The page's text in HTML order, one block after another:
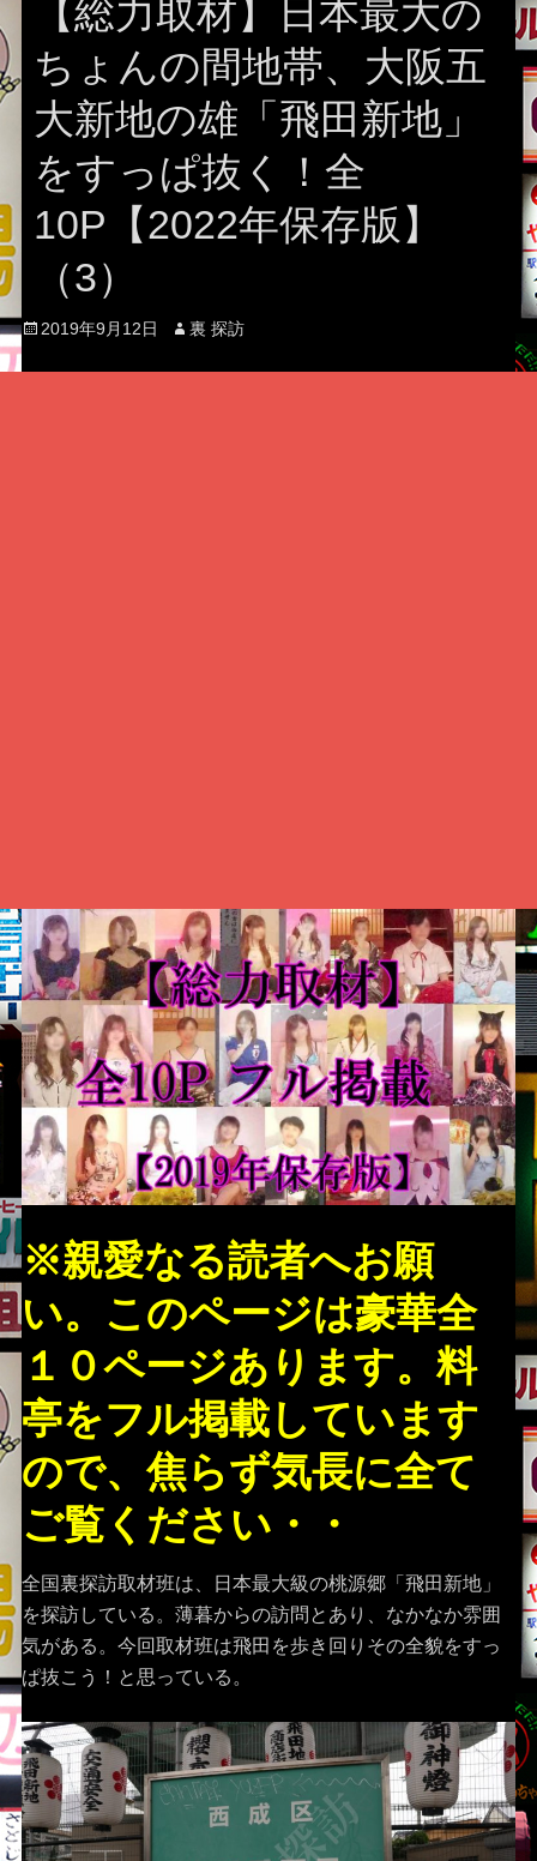
【総力取材】日本最大の
ちょんの間地帯、大阪五
大新地の雄「飛田新地」
をすっぱ抜く！全
10P【2022年保存版】
（3）
Posted
on
2019年9月12日 Author
裏 探訪
※親愛なる読者へお願
い。このページは豪華全
１０ページあります。料
亭をフル掲載しています
ので、焦らず気長に全て
ご覧ください・・
全国裏探訪取材班は、日本最大級の桃源郷「飛田新地」
を探訪している。薄暮からの訪問とあり、なかなか雰囲
気がある。今回取材班は飛田を歩き回りその全貌をすっ
ぱ抜こう！と思っている。